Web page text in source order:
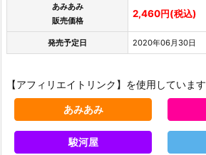
あみあみ
販売価格
2,460円(税込)
発売予定日 2020年06月30日
【アフィリエイトリンク】を使用しています
あみあみ
駿河屋